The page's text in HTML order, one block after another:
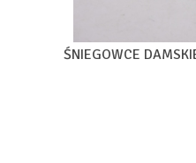
ŚNIEGOWCE